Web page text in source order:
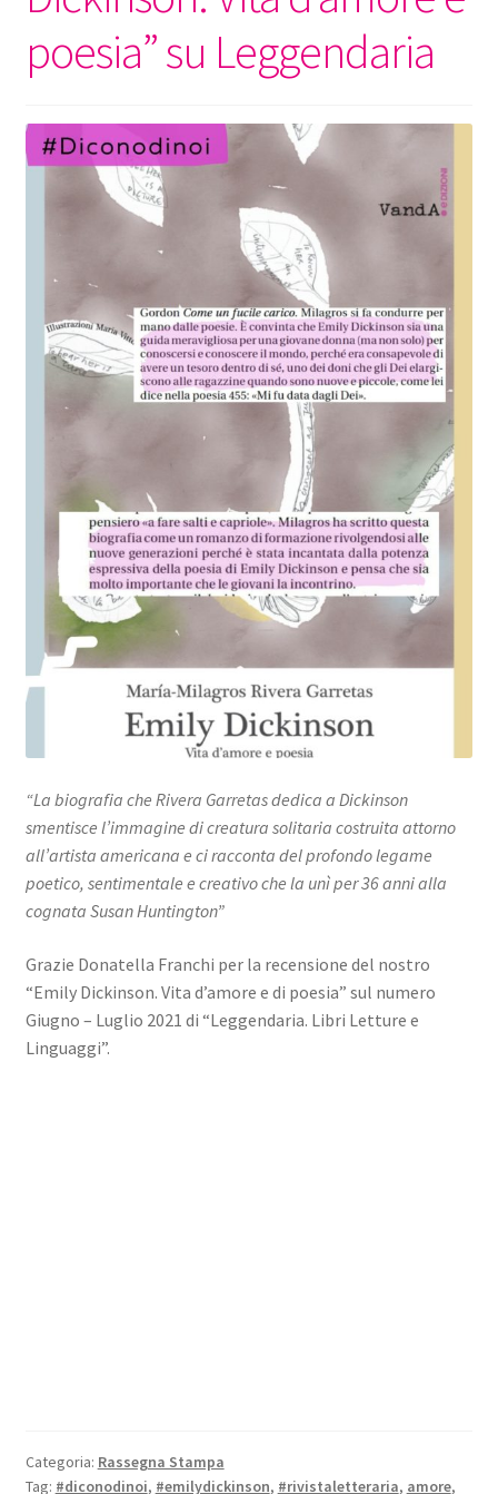
poesia” su Leggendaria
“La biografia che Rivera Garretas dedica a Dickinson
smentisce l’immagine di creatura solitaria costruita attorno
all’artista americana e ci racconta del profondo legame
poetico, sentimentale e creativo che la unì per 36 anni alla
cognata Susan Huntington”
Grazie Donatella Franchi per la recensione del nostro
“Emily Dickinson. Vita d’amore e di poesia” sul numero
Giugno – Luglio 2021 di “Leggendaria. Libri Letture e
Linguaggi”.
Categoria: Rassegna Stampa
Tag: #diconodinoi, #emilydickinson, #rivistaletteraria, amore,